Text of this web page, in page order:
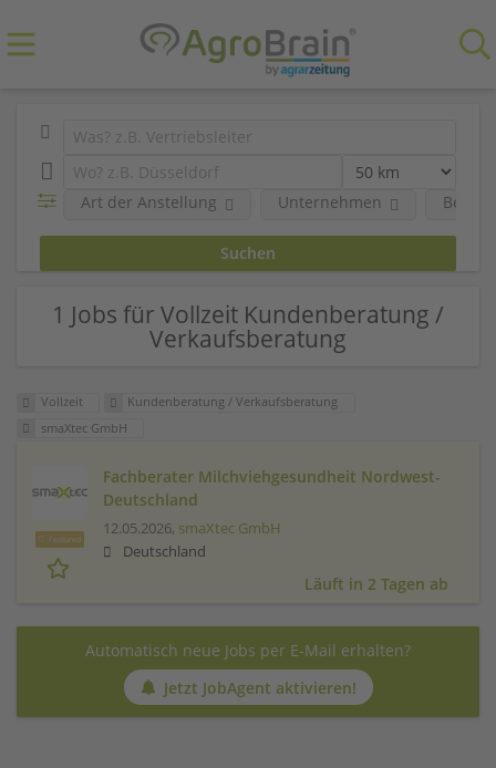
Art der Anstellung Unternehmen
1 Jobs für Vollzeit Kundenberatung /
Verkaufsberatung
Vollzeit
Kundenberatung / Verkaufsberatung
smaXtec GmbH
Featured
Fachberater Milchviehgesundheit Nordwest-
Deutschland
12.05.2026, smaXtec GmbH
Deutschland
Läuft in 2 Tagen ab
Automatisch neue Jobs per E-Mail erhalten?
Jetzt JobAgent aktivieren!